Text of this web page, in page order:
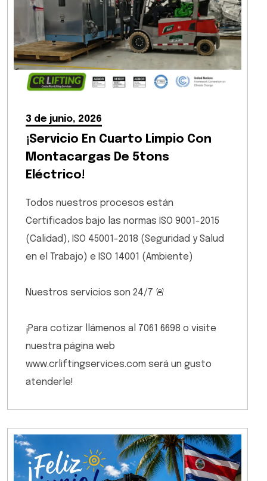
3 de junio, 2026
¡Servicio En Cuarto Limpio Con
Montacargas De 5tons
Eléctrico!
Todos nuestros procesos están
Certificados bajo las normas ISO 9001-2015
(Calidad), ISO 45001-2018 (Seguridad y Salud
en el Trabajo) e ISO 14001 (Ambiente)
Nuestros servicios son 24/7 🚨
¡Para cotizar llámenos al 7061 6698 o visite
nuestra página web
www.crliftingservices.com será un gusto
atenderle!